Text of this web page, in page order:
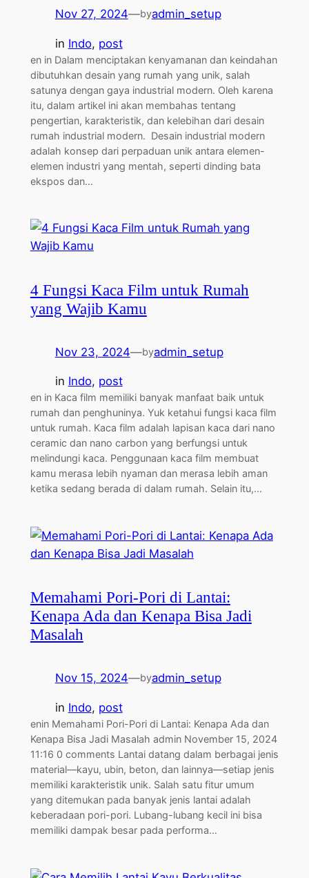
Nov 27, 2024—byadmin_setup
in Indo, post
en in Dalam menciptakan kenyamanan dan keindahan
dibutuhkan desain yang rumah yang unik, salah
satunya dengan gaya industrial modern. Oleh karena
itu, dalam artikel ini akan membahas tentang
pengertian, karakteristik, dan kelebihan dari desain
rumah industrial modern. Desain industrial modern
adalah konsep dari perpaduan unik antara elemen-
elemen industri yang mentah, seperti dinding bata
ekspos dan…
4 Fungsi Kaca Film untuk Rumah
yang Wajib Kamu
Nov 23, 2024—byadmin_setup
in Indo, post
en in Kaca film memiliki banyak manfaat baik untuk
rumah dan penghuninya. Yuk ketahui fungsi kaca film
untuk rumah. Kaca film adalah lapisan kaca dari nano
ceramic dan nano carbon yang berfungsi untuk
melindungi kaca. Penggunaan kaca film membuat
kamu merasa lebih nyaman dan merasa lebih aman
ketika sedang berada di dalam rumah. Selain itu,…
Memahami Pori-Pori di Lantai:
Kenapa Ada dan Kenapa Bisa Jadi
Masalah
Nov 15, 2024—byadmin_setup
in Indo, post
enin Memahami Pori-Pori di Lantai: Kenapa Ada dan
Kenapa Bisa Jadi Masalah admin November 15, 2024
11:16 0 comments Lantai datang dalam berbagai jenis
material—kayu, ubin, beton, dan lainnya—setiap jenis
memiliki karakteristik unik. Salah satu fitur umum
yang ditemukan pada banyak jenis lantai adalah
keberadaan pori-pori. Lubang-lubang kecil ini bisa
memiliki dampak besar pada performa…